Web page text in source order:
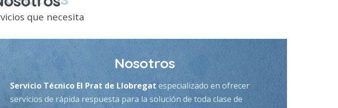
Nosotros
Servicio Técnico El Prat de Llobregatespecializado en ofrecer
servicios de rápida respuesta para la solución de toda clase de
problemas enCalderas, Calentadores y/o Calefacción York.